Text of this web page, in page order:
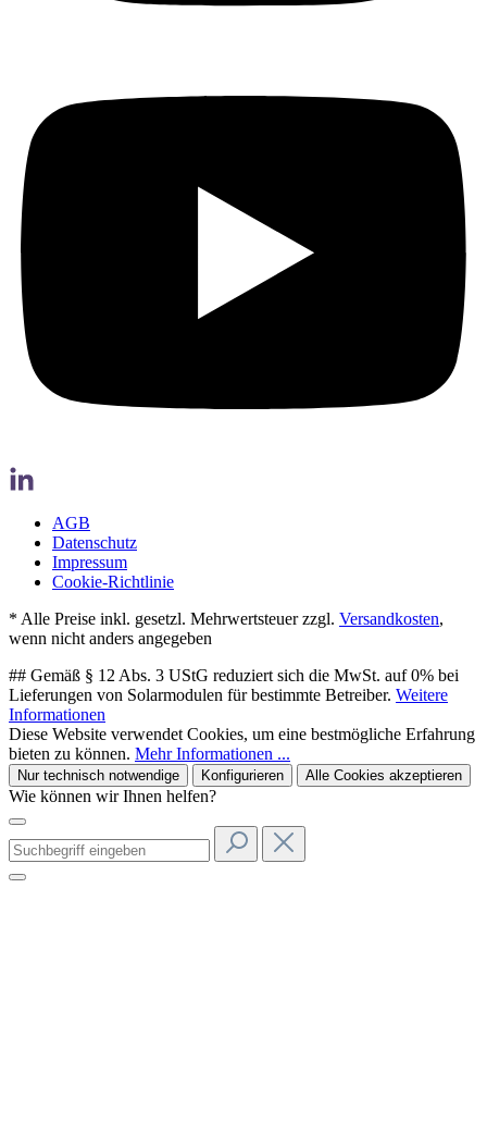
AGB
Datenschutz
Impressum
Cookie-Richtlinie
* Alle Preise inkl. gesetzl. Mehrwertsteuer zzgl. Versandkosten,
wenn nicht anders angegeben
## Gemäß § 12 Abs. 3 UStG reduziert sich die MwSt. auf 0% bei
Lieferungen von Solarmodulen für bestimmte Betreiber. Weitere
Informationen
Diese Website verwendet Cookies, um eine bestmögliche Erfahrung
bieten zu können. Mehr Informationen ...
Nur technisch notwendige Konfigurieren Alle Cookies akzeptieren
Wie können wir Ihnen helfen?